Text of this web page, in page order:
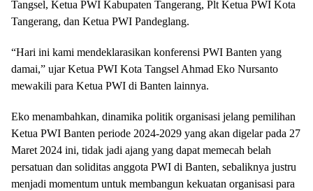
Tangsel, Ketua PWI Kabupaten Tangerang, Plt Ketua PWI Kota
Tangerang, dan Ketua PWI Pandeglang.
“Hari ini kami mendeklarasikan konferensi PWI Banten yang
damai,” ujar Ketua PWI Kota Tangsel Ahmad Eko Nursanto
mewakili para Ketua PWI di Banten lainnya.
Eko menambahkan, dinamika politik organisasi jelang pemilihan
Ketua PWI Banten periode 2024-2029 yang akan digelar pada 27
Maret 2024 ini, tidak jadi ajang yang dapat memecah belah
persatuan dan soliditas anggota PWI di Banten, sebaliknya justru
menjadi momentum untuk membangun kekuatan organisasi para